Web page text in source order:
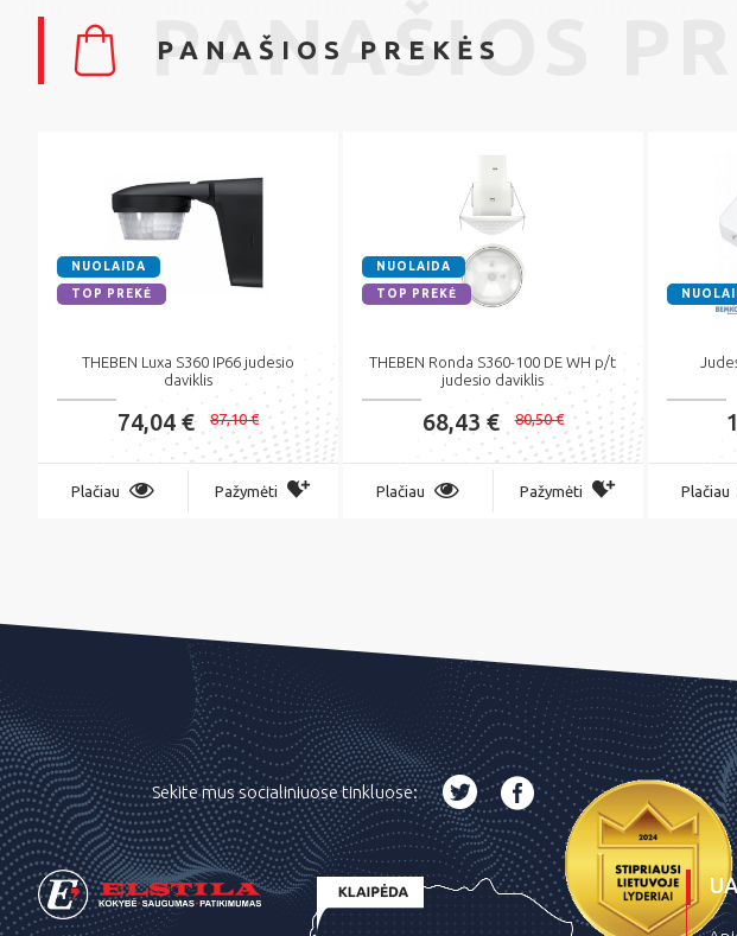
PANAŠIOS PREKĖS
PANAŠIOS
NUOLAIDA
TOP PREKĖ
THEBEN Luxa S360 IP66 judesio
daviklis
74,04 € 87,10 €
Plačiau Pažymėti
NUOLAIDA
TOP PREKĖ
THEBEN Ronda S360-100 DE WH p/t
judesio daviklis
68,43 € 80,50 €
Plačiau Pažymėti Plačiau
Sekite mus socialiniuose tinkluose: